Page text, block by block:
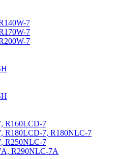
7
7
7
R160LCD-7
R180LCD-7, R180NLC-7
R250NLC-7
R290NLC-7A